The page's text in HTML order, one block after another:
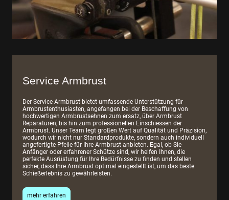
Service Armbrust
Der Service Armbrust bietet umfassende Unterstützung für
Armbrustenthusiasten, angefangen bei der Beschaffung von
hochwertigen Armbrustsehnen zum ersatz, über Armbrust
Reparaturen, bis hin zum professionellen Einschiessen der
Armbrust. Unser Team legt großen Wert auf Qualität und Präzision,
wodurch wir nicht nur Standardprodukte, sondern auch individuell
angefertigte Pfeile für Ihre Armbrust anbieten. Egal, ob Sie
Anfänger oder erfahrener Schütze sind, wir helfen Ihnen, die
perfekte Ausrüstung für Ihre Bedürfnisse zu finden und stellen
sicher, dass Ihre Armbrust optimal eingestellt ist, um das beste
Schießerlebnis zu gewährleisten.
mehr erfahren